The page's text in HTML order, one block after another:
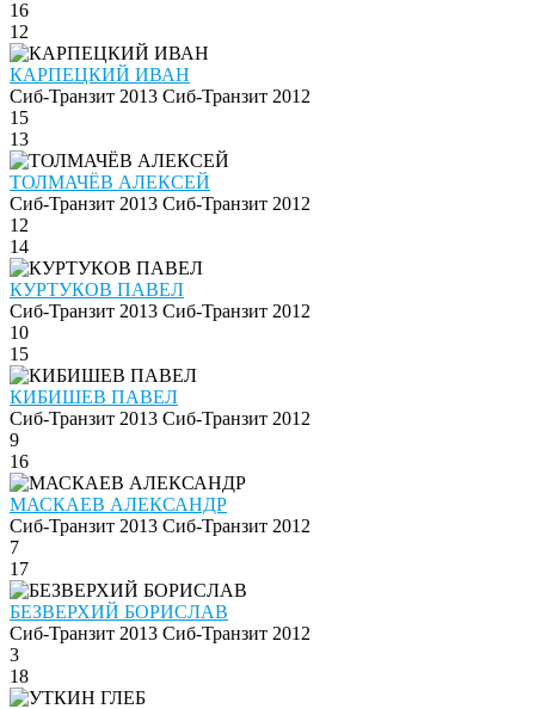
16
12
КАРПЕЦКИЙ ИВАН
Сиб-Транзит 2013 Сиб-Транзит 2012
15
13
ТОЛМАЧЁВ АЛЕКСЕЙ
Сиб-Транзит 2013 Сиб-Транзит 2012
12
14
КУРТУКОВ ПАВЕЛ
Сиб-Транзит 2013 Сиб-Транзит 2012
10
15
КИБИШЕВ ПАВЕЛ
Сиб-Транзит 2013 Сиб-Транзит 2012
9
16
МАСКАЕВ АЛЕКСАНДР
Сиб-Транзит 2013 Сиб-Транзит 2012
7
17
БЕЗВЕРХИЙ БОРИСЛАВ
Сиб-Транзит 2013 Сиб-Транзит 2012
3
18